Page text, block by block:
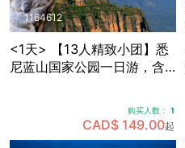
1164612
<1天> 【13人精致小团】悉
尼蓝山国家公园一日游，含
购买人数： 1
CAD$ 149.00起